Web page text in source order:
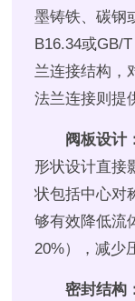
墨铸铁、碳钢
B16.34或GB/
兰连接结构，
法兰连接则提
阀板设计
形状设计直接
状包括中心对
够有效降低流
20%），减少
密封结构